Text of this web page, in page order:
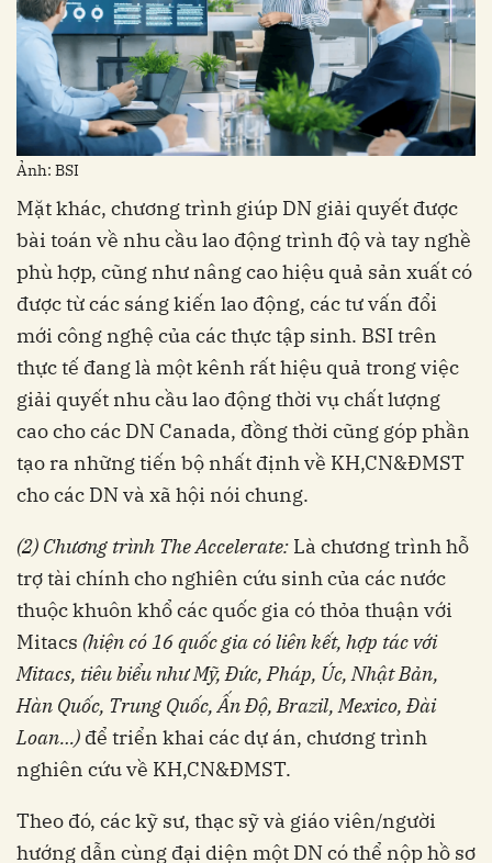
Ảnh: BSI
Mặt khác, chương trình giúp DN giải quyết được
bài toán về nhu cầu lao động trình độ và tay nghề
phù hợp, cũng như nâng cao hiệu quả sản xuất có
được từ các sáng kiến lao động, các tư vấn đổi
mới công nghệ của các thực tập sinh. BSI trên
thực tế đang là một kênh rất hiệu quả trong việc
giải quyết nhu cầu lao động thời vụ chất lượng
cao cho các DN Canada, đồng thời cũng góp phần
tạo ra những tiến bộ nhất định về KH,CN&ĐMST
cho các DN và xã hội nói chung.
(2) Chương trình The Accelerate: Là chương trình hỗ
trợ tài chính cho nghiên cứu sinh của các nước
thuộc khuôn khổ các quốc gia có thỏa thuận với
Mitacs (hiện có 16 quốc gia có liên kết, hợp tác với
Mitacs, tiêu biểu như Mỹ, Đức, Pháp, Úc, Nhật Bản,
Hàn Quốc, Trung Quốc, Ấn Độ, Brazil, Mexico, Đài
Loan…) để triển khai các dự án, chương trình
nghiên cứu về KH,CN&ĐMST.
Theo đó, các kỹ sư, thạc sỹ và giáo viên/người
hướng dẫn cùng đại diện một DN có thể nộp hồ sơ